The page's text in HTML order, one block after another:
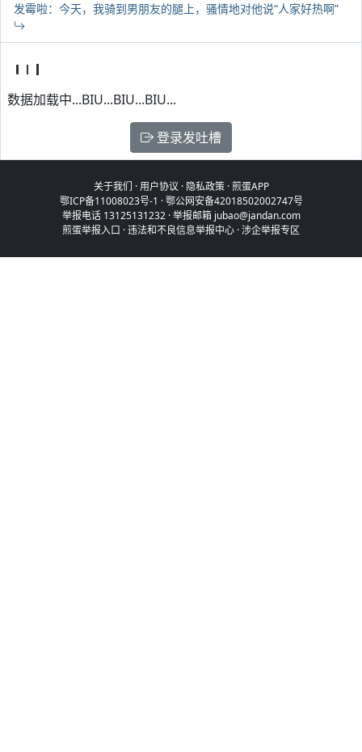
发霉啦：今天，我骑到男朋友的腿上，骚情地对他说“人家好热啊”
数据加载中...BIU...BIU...BIU...
登录发吐槽
关于我们 ·用户协议 · 隐私政策·煎蛋APP
鄂ICP备11008023号-1 ·鄂公网安备42018502002747号
举报电话 13125131232 · 举报邮箱 jubao@jandan.com
煎蛋举报入口 ·违法和不良信息举报中心 ·涉企举报专区